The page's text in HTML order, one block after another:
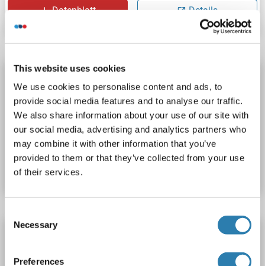
This website uses cookies
We use cookies to personalise content and ads, to
provide social media features and to analyse our traffic.
We also share information about your use of our site with
our social media, advertising and analytics partners who
may combine it with other information that you’ve
provided to them or that they’ve collected from your use
of their services.
Selection
Necessary
Preferences
Datenblatt Details
P4HA3 Antikörper (AA 274-303) (APC)
P4HA3 Reaktivität: Human WB, ELISA
Wirt: Kaninchen
Polyclonal
APC
Produktnummer ABIN1920921
Datenblatt
P4HA3 Antikörper (AA 274-303) (Biotin)
Wirt: Kaninchen